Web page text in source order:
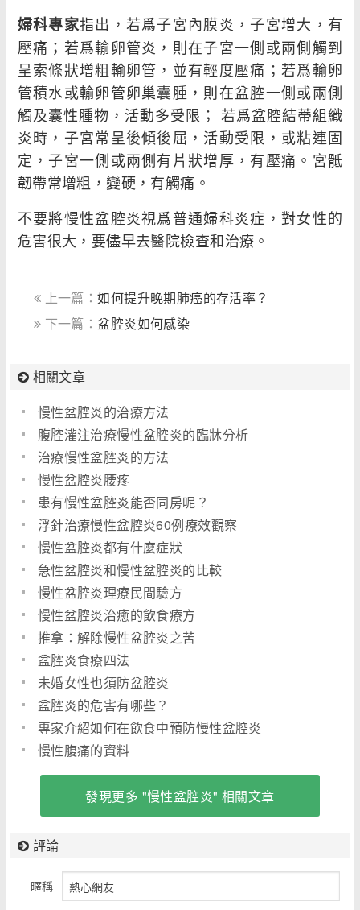
婦科專家指出，若爲子宮內膜炎，子宮增大，有
壓痛；若爲輸卵管炎，則在子宮一側或兩側觸到
呈索條狀增粗輸卵管，並有輕度壓痛；若爲輸卵
管積水或輸卵管卵巢囊腫，則在盆腔一側或兩側
觸及囊性腫物，活動多受限； 若爲盆腔結蒂組織
炎時，子宮常呈後傾後屈，活動受限，或粘連固
定，子宮一側或兩側有片狀增厚，有壓痛。宮骶
韌帶常增粗，變硬，有觸痛。
不要將慢性盆腔炎視爲普通婦科炎症，對女性的
危害很大，要儘早去醫院檢查和治療。
上一篇：如何提升晚期肺癌的存活率？
下一篇：盆腔炎如何感染
相關文章
慢性盆腔炎的治療方法
腹腔灌注治療慢性盆腔炎的臨牀分析
治療慢性盆腔炎的方法
慢性盆腔炎腰疼
患有慢性盆腔炎能否同房呢？
浮針治療慢性盆腔炎60例療效觀察
慢性盆腔炎都有什麼症狀
急性盆腔炎和慢性盆腔炎的比較
慢性盆腔炎理療民間驗方
慢性盆腔炎治癒的飲食療方
推拿：解除慢性盆腔炎之苦
盆腔炎食療四法
未婚女性也須防盆腔炎
盆腔炎的危害有哪些？
專家介紹如何在飲食中預防慢性盆腔炎
慢性腹痛的資料
發現更多 "慢性盆腔炎" 相關文章
評論
暱稱